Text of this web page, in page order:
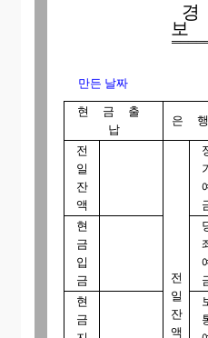
경 리
보
만든 날짜
현 금 출
납
은
전
일
잔
액
전
일
잔
액
현
금
입
금
현
금